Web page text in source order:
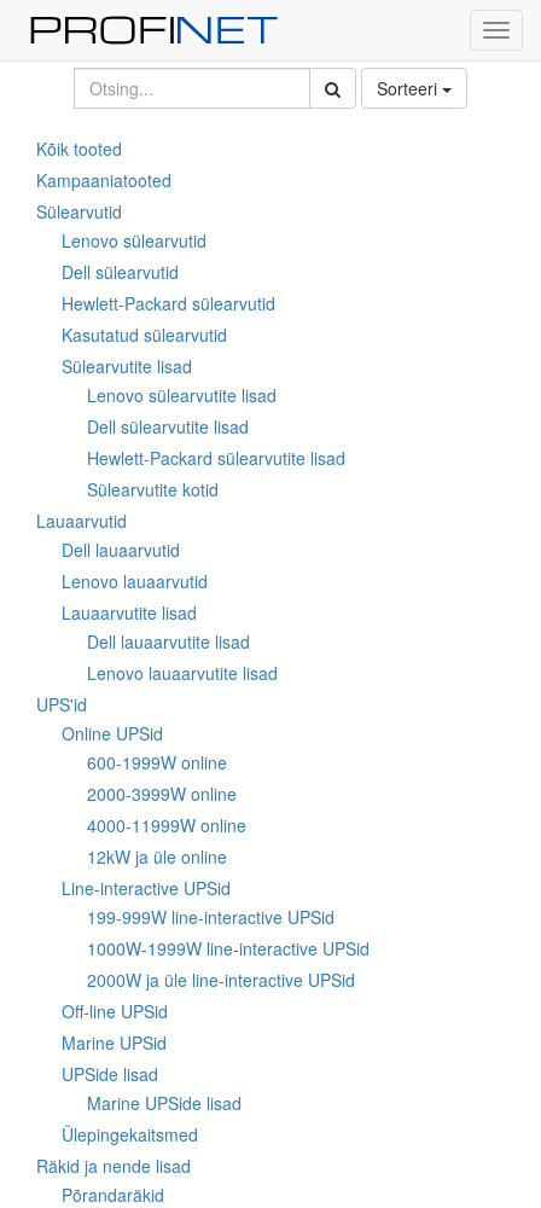
Sorteeri
Kõik tooted
Kampaaniatooted
Sülearvutid
Lenovo sülearvutid
Dell sülearvutid
Hewlett-Packard sülearvutid
Kasutatud sülearvutid
Sülearvutite lisad
Lenovo sülearvutite lisad
Dell sülearvutite lisad
Hewlett-Packard sülearvutite lisad
Sülearvutite kotid
Lauaarvutid
Dell lauaarvutid
Lenovo lauaarvutid
Lauaarvutite lisad
Dell lauaarvutite lisad
Lenovo lauaarvutite lisad
UPS'id
Online UPSid
600-1999W online
2000-3999W online
4000-11999W online
12kW ja üle online
Line-interactive UPSid
199-999W line-interactive UPSid
1000W-1999W line-interactive UPSid
2000W ja üle line-interactive UPSid
Off-line UPSid
Marine UPSid
UPSide lisad
Marine UPSide lisad
Ülepingekaitsmed
Räkid ja nende lisad
Põrandaräkid